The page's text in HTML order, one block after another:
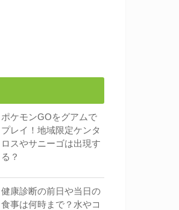
ポケモンGOをグアムで
プレイ！地域限定ケンタ
ロスやサニーゴは出現す
る？
健康診断の前日や当日の
食事は何時まで？水やコ